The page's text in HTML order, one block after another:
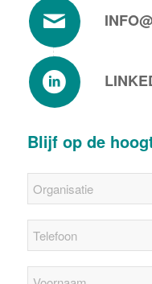
Blijf op de